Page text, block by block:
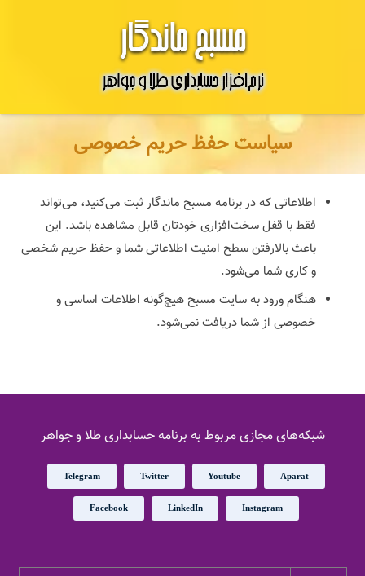
سیاست حفظ حریم خصوصی
اطلاعاتی که در برنامه مسبح ماندگار ثبت می‌کنید، می‌تواند
فقط با قفل سخت‌افزاری خودتان قابل مشاهده باشد. این
باعث بالارفتن سطح امنیت اطلاعاتی شما و حفظ حریم شخصی
و کاری شما می‌شود.
هنگام ورود به سایت مسبح هیچ‌گونه اطلاعات اساسی و
خصوصی از شما دریافت نمی‌شود.
شبکه‌های مجازی مربوط به برنامه حسابداری طلا و جواهر
Aparat
Youtube
Twitter
Telegram
Instagram
LinkedIn
Facebook